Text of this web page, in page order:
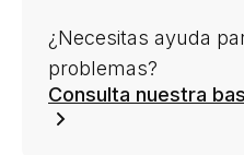
¿Necesitas ayuda
problemas?
Consulta nuestra